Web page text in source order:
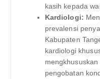
kasih kepada
Kardiologi:
prevalensi
Kabupaten
kardiologi
pengobatan